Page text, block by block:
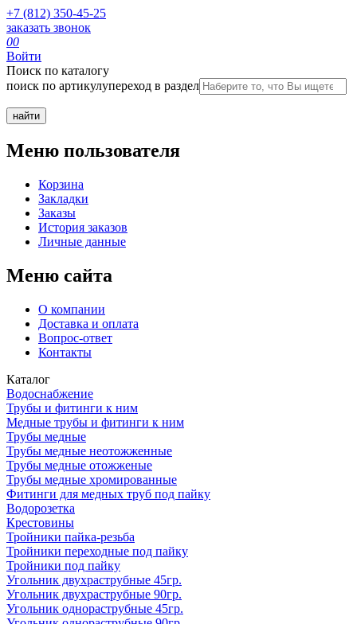
+7 (812) 350-45-25
заказать звонок
00
Войти
Поиск по каталогу
поиск по артикулупереход в раздел
Меню пользователя
Корзина
Закладки
Заказы
История заказов
Личные данные
Меню сайта
О компании
Доставка и оплата
Вопрос-ответ
Контакты
Каталог
Водоснабжение
Трубы и фитинги к ним
Медные трубы и фитинги к ним
Трубы медные
Трубы медные неотожженные
Трубы медные отожженые
Трубы медные хромированные
Фитинги для медных труб под пайку
Водорозетка
Крестовины
Тройники пайка-резьба
Тройники переходные под пайку
Тройники под пайку
Угольник двухраструбные 45гр.
Угольник двухраструбные 90гр.
Угольник однораструбные 45гр.